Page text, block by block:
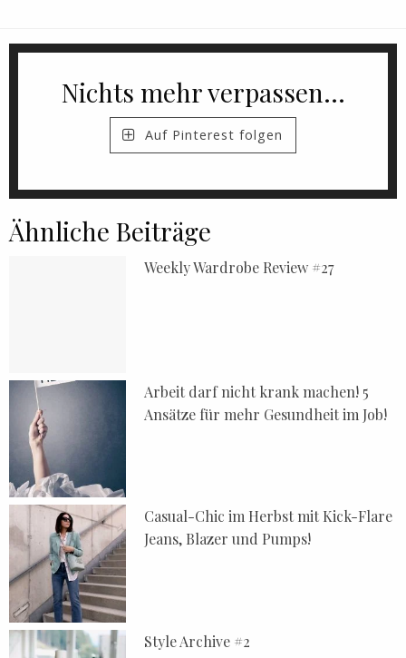
Nichts mehr verpassen...
Auf Pinterest folgen
Ähnliche Beiträge
Weekly Wardrobe Review #27
Arbeit darf nicht krank machen! 5
Ansätze für mehr Gesundheit im Job!
Casual-Chic im Herbst mit Kick-Flare
Jeans, Blazer und Pumps!
Style Archive #2